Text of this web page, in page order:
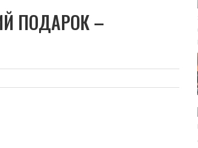
ПОДАРОК –